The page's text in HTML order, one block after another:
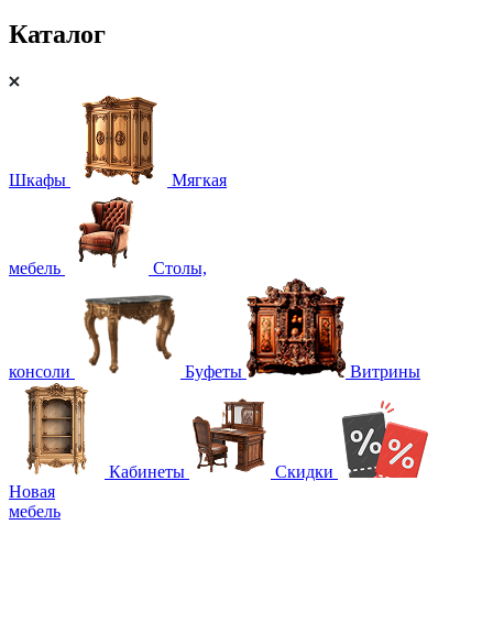
Каталог
Шкафы Мягкая
мебель Столы,
консоли Буфеты Витрины
Кабинеты
Скидки
Новая
мебель